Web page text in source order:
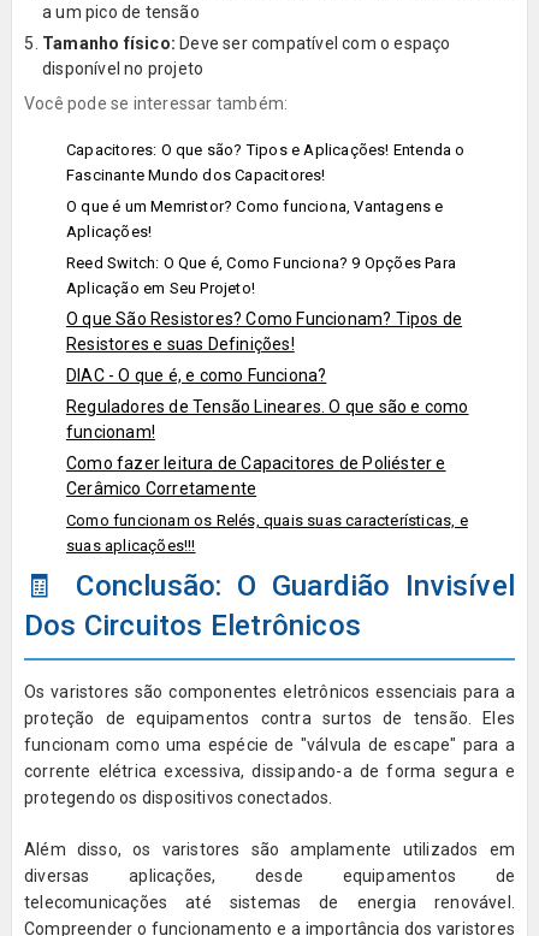
a um pico de tensão
Tamanho físico: Deve ser compatível com o espaço
disponível no projeto
Você pode se interessar também:
Capacitores: O que são? Tipos e Aplicações! Entenda o
Fascinante Mundo dos Capacitores!
O que é um Memristor? Como funciona, Vantagens e
Aplicações!
Reed Switch: O Que é, Como Funciona? 9 Opções Para
Aplicação em Seu Projeto!
O que São Resistores? Como Funcionam? Tipos de
Resistores e suas Definições!
DIAC - O que é, e como Funciona?
Reguladores de Tensão Lineares. O que são e como
funcionam!
Como fazer leitura de Capacitores de Poliéster e
Cerâmico Corretamente
Como funcionam os Relés, quais suas características, e
suas aplicações!!!
🧾 Conclusão: O Guardião Invisível
Dos Circuitos Eletrônicos
Os varistores são componentes eletrônicos essenciais para a
proteção de equipamentos contra surtos de tensão. Eles
funcionam como uma espécie de "válvula de escape" para a
corrente elétrica excessiva, dissipando-a de forma segura e
protegendo os dispositivos conectados.
Além disso, os varistores são amplamente utilizados em
diversas aplicações, desde equipamentos de
telecomunicações até sistemas de energia renovável.
Compreender o funcionamento e a importância dos varistores